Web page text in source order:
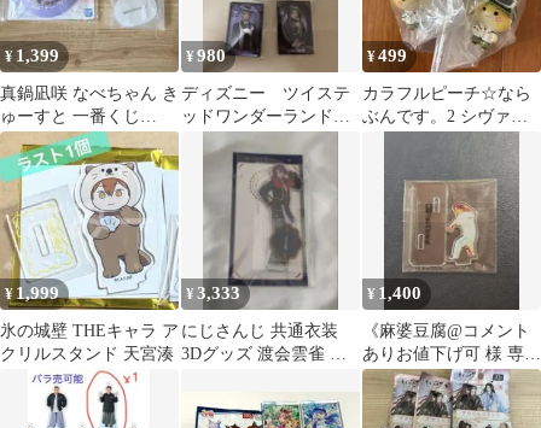
¥ 1,399
真鍋凪咲 なべちゃん き
ゅーすと 一番くじ
CUTIE STREET
¥980
ディズニー ツイステ
ッドワンダーランド
ジェイド・リーチ グッ
ズまとめ売り
¥499
カラフルピーチ☆なら
ぶんです。2 シヴァさ
¥ 1,999
氷の城壁 THEキャラ ア
クリルスタンド 天宮湊
¥3,333
にじさんじ 共通衣装
3Dグッズ 渡会雲雀 ア
¥ 1,400
《麻婆豆腐@コメント
ありお値下げ可 様 専
用》優里 アクリルスタ
ンド